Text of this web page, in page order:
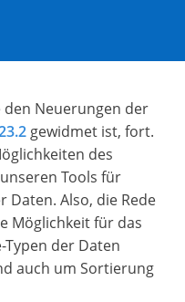
den Neuerungen der
gewidmet ist, fort.
des
Tools für
Daten. Also, die Rede
Möglichkeit für das
Typen der Daten
auch um Sortierung